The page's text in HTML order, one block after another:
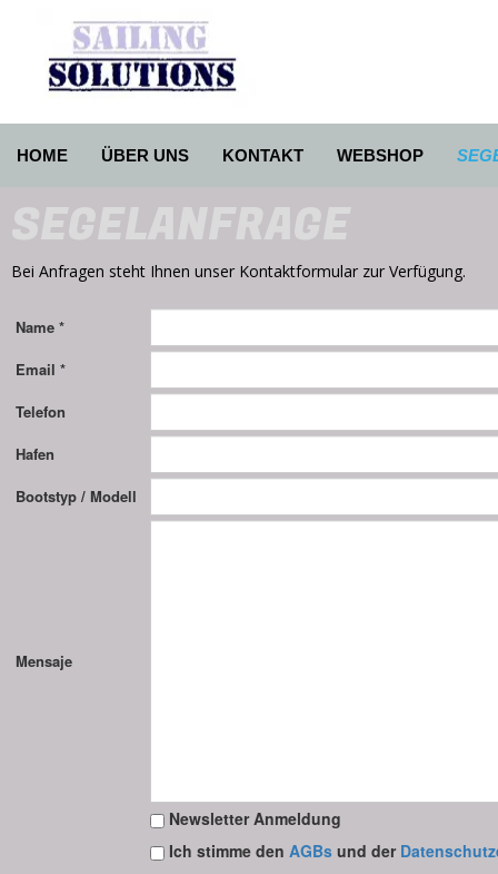
HOME ÜBER UNS KONTAKT WEBSHOP
SEGELANFRAGE
Bei Anfragen steht Ihnen unser Kontaktformular zur Verfügung.
Name *
Email *
Telefon
Hafen
Bootstyp / Modell
Mensaje
Newsletter Anmeldung
Ich stimme den AGBs und der